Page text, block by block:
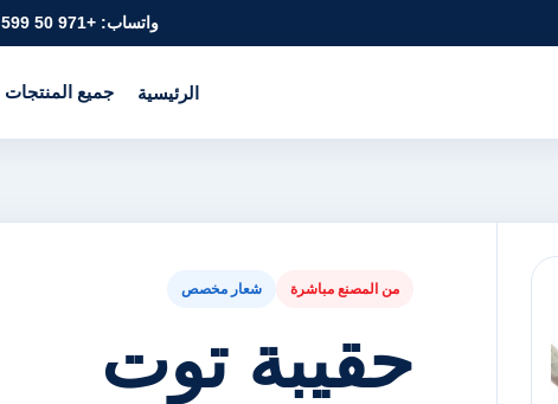
واتساب: +971 50 599 2087
الرئيسية جميع المنتجات
من المصنع مباشرة شعار مخصص
حقيبة توت